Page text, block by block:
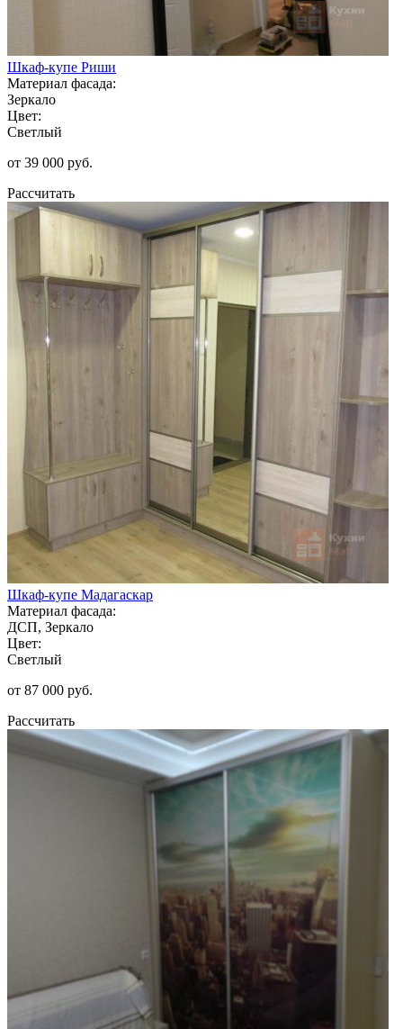
Шкаф-купе Риши
Материал фасада:
Зеркало
Цвет:
Светлый
от 39 000 руб.
Рассчитать
Шкаф-купе Мадагаскар
Материал фасада:
ДСП, Зеркало
Цвет:
Светлый
от 87 000 руб.
Рассчитать